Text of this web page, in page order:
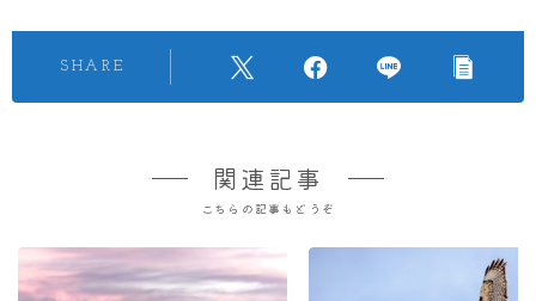
SHARE
関連記事
こちらの記事もどうぞ